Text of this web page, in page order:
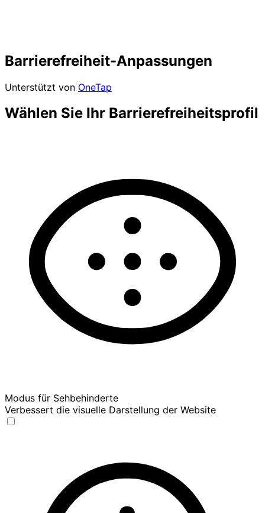
Barrierefreiheit-Anpassungen
Unterstützt von OneTap
Wählen Sie Ihr Barrierefreiheitsprofil
Modus für Sehbehinderte
Verbessert die visuelle Darstellung der Website